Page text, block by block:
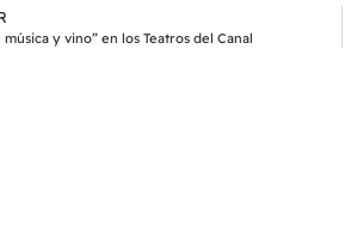
música y vino” en los Teatros del Canal